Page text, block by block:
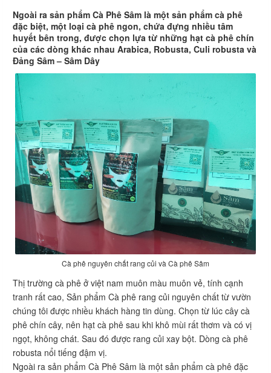
Ngoài ra sản phẩm Cà Phê Sâm là một sản phẩm cà phê
đặc biệt, một loại cà phê ngon, chứa đựng nhiều tâm
huyết bên trong, được chọn lựa từ những hạt cà phê chín
của các dòng khác nhau Arabica, Robusta, Culi robusta và
Đảng Sâm – Sâm Dây
Cà phê nguyên chất rang củi và Cà phê Sâm
Thị trường cà phê ở việt nam muôn màu muôn vẻ, tính cạnh
tranh rất cao, Sản phẩm Cà phê rang củi nguyên chất từ vườn
chúng tôi được nhiều khách hàng tin dùng. Chọn từ lúc cây cà
phê chín cây, nên hạt cà phê sau khi khô mùi rất thơm và có vị
ngọt, không chát. Sau đó được rang củi xay bột. Dòng cà phê
robusta nổi tiếng đậm vị.
Ngoài ra sản phẩm Cà Phê Sâm là một sản phẩm cà phê đặc